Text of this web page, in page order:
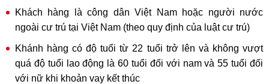
Khách hàng là công dân Việt Nam hoặc người nước
ngoài cư trú tại Việt Nam (theo quy định của luật cư trú)
Khánh hàng có độ tuổi từ 22 tuổi trở lên và không vượt
quá độ tuổi lao động là 60 tuổi đối với nam và 55 tuổi đối
với nữ khi khoản vay kết thúc